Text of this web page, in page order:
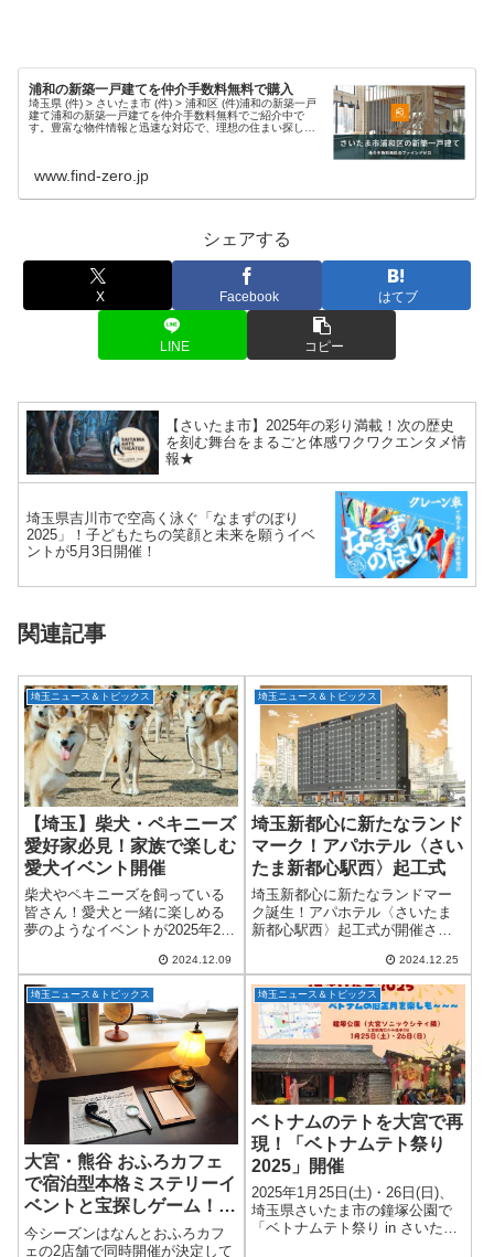
浦和の新築一戸建てを仲介手数料無料で購入
埼玉県 (件) > さいたま市 (件) > 浦和区 (件)浦和の新築一戸
建て浦和の新築一戸建てを仲介手数料無料でご紹介中で
す。豊富な物件情報と迅速な対応で、理想の住まい探しを
www.find-zero.jp
シェアする
X Facebook はてブ
LINE コピー
【さいたま市】2025年の彩り満載！次の歴史
を刻む舞台をまるごと体感ワクワクエンタメ情
報★
埼玉県吉川市で空高く泳ぐ「なまずのぼり
2025」！子どもたちの笑顔と未来を願うイベ
ントが5月3日開催！
関連記事
埼玉ニュース＆トピックス
【埼玉】柴犬・ペキニーズ
愛好家必見！家族で楽しむ
愛犬イベント開催
柴犬やペキニーズを飼っている
皆さん！愛犬と一緒に楽しめる
夢のようなイベントが2025年2月
アム横の大門上池調節池広場(予
定地)で開催されます。主催は株
式会社フリーステッチ（本社：
東...
2024.12.09
埼玉ニュース＆トピックス
埼玉新都心に新たなランド
マーク！アパホテル〈さい
たま新都心駅西〉起工式
埼玉新都心に新たなランドマー
ク誕生！アパホテル〈さいたま
新都心駅西〉起工式が開催され
クを展開するアパグループが、
埼玉県さいたま市中央区のさい
たま新都心駅近くに新たなホテ
ルを建設することを...
2024.12.25
埼玉ニュース＆トピックス
大宮・熊谷 おふろカフェ
で宿泊型本格ミステリーイ
ベントと宝探しゲーム！ハ
ロウィン限定メニューも登
場！
今シーズンはなんとおふろカフ
ェの2店舗で同時開催が決定して
埼玉ニュース＆トピックス
ベトナムのテトを大宮で再
現！「ベトナムテト祭り
2025」開催
2025年1月25日(土)・26日(日)、
埼玉県さいたま市の鐘塚公園で
「ベトナムテト祭り in さいたま